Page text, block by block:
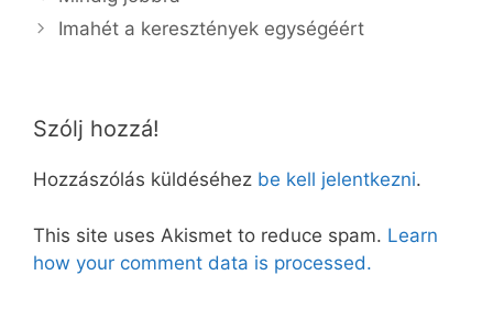
Imahét a keresztények egységéért
Szólj hozzá!
Hozzászólás küldéséhez be kell jelentkezni.
This site uses Akismet to reduce spam. Learn
how your comment data is processed.